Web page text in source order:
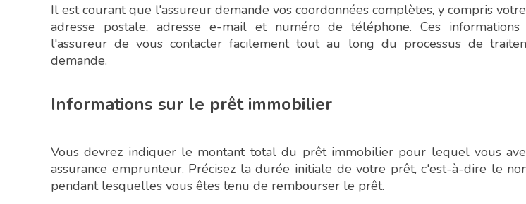
Il est courant que l'assureur demande vos coordonnées complètes, y compris
adresse postale, adresse e-mail et numéro de téléphone. Ces
l'assureur de vous contacter facilement tout au long du processus de
demande.
Informations sur le prêt immobilier
Vous devrez indiquer le montant total du prêt immobilier pour lequel vous
assurance emprunteur. Précisez la durée initiale de votre prêt, c'est-à-dire le
pendant lesquelles vous êtes tenu de rembourser le prêt.